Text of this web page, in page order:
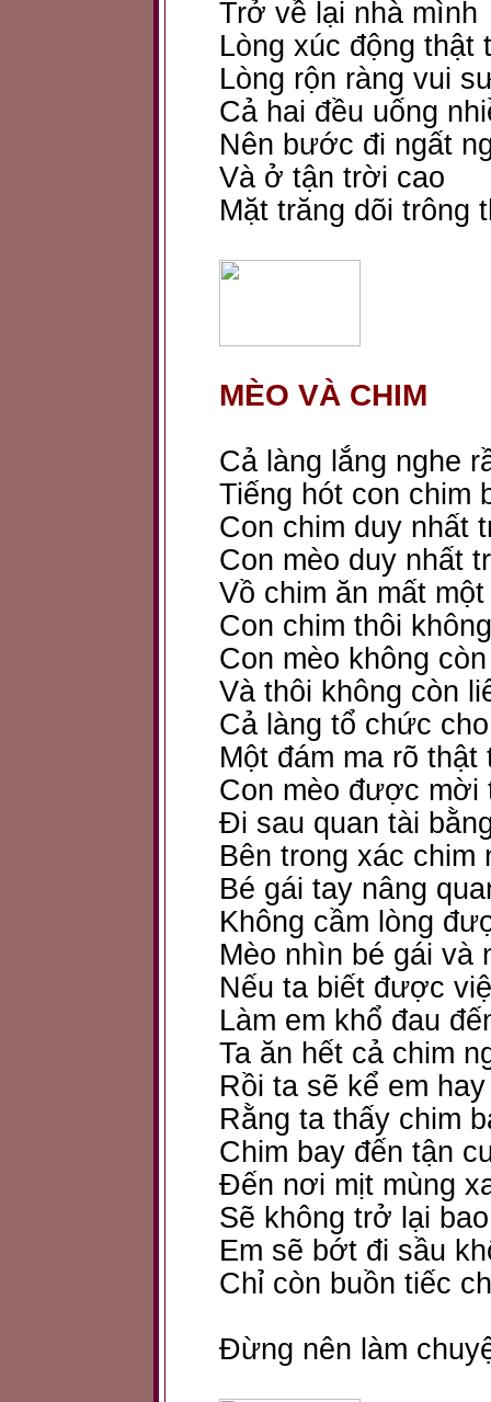
Trở về lại nhà mình
Lòng xúc động thật
Lòng rộn ràng vui
Cả hai đều uống
Nên bước đi ngất
Và ở tận trời cao
Mặt trăng dõi trông
MÈO VÀ CHIM
Cả làng lắng nghe
Tiếng hót con chim
Con chim duy nhất
Con mèo duy nhất
Vồ chim ăn mất
Con chim thôi
Con mèo không
Và thôi không còn
Cả làng tổ chức
Một đám ma rõ thật
Con mèo được mời
Đi sau quan tài
Bên trong xác chim
Bé gái tay nâng
Không cầm lòng
Mèo nhìn bé gái và
Nếu ta biết được
Làm em khổ đau
Ta ăn hết cả chim
Rồi ta sẽ kể em hay
Rằng ta thấy chim
Chim bay đến tận
Đến nơi mịt mùng
Sẽ không trở lại
Em sẽ bớt đi sầu
Chỉ còn buồn tiếc
Đừng nên làm